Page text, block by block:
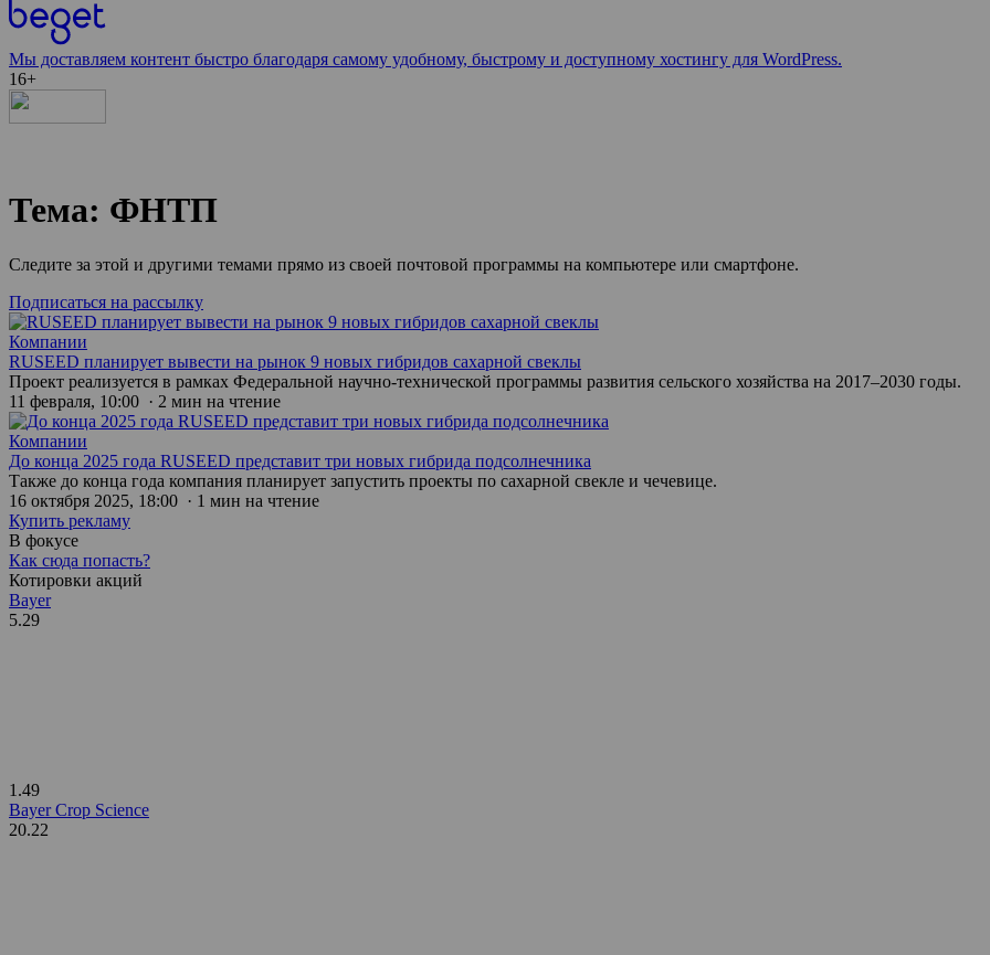
Мы доставляем контент быстро благодаря самому удобному, быстрому и доступному хостингу для WordPress.
16+
Тема: ФНТП
Следите за этой и другими темами прямо из своей почтовой программы на компьютере или смартфоне.
Подписаться на рассылку
Компании
RUSEED планирует вывести на рынок 9 новых гибридов сахарной свеклы
Проект реализуется в рамках Федеральной научно-технической программы развития сельского хозяйства на 2017–2030 годы.
11 февраля, 10:00 · 2 мин на чтение
Компании
До конца 2025 года RUSEED представит три новых гибрида подсолнечника
Также до конца года компания планирует запустить проекты по сахарной свекле и чечевице.
16 октября 2025, 18:00 · 1 мин на чтение
Купить рекламу
В фокусе
Как сюда попасть?
Котировки акций
Bayer
5.29
1.49
Bayer Crop Science
20.22